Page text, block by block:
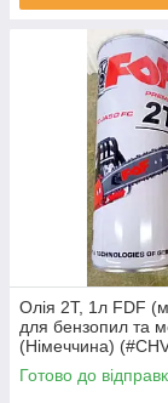
Олія 2T, 1л FDF
для бензопил та
(Німеччина)
699
Готово до